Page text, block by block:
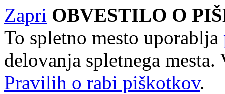
Zapri OBVESTILO O
To spletno mesto uporablja
delovanja spletnega
Pravilih o rabi piškotkov.